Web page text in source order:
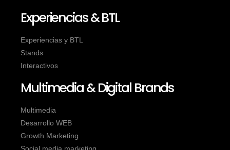
Experiencias & BTL
Experiencias y BTL
Stands
Interactivos
Multimedia & Digital Brands
Multimedia
Desarrollo WEB
Growth Marketing
Social media marketing